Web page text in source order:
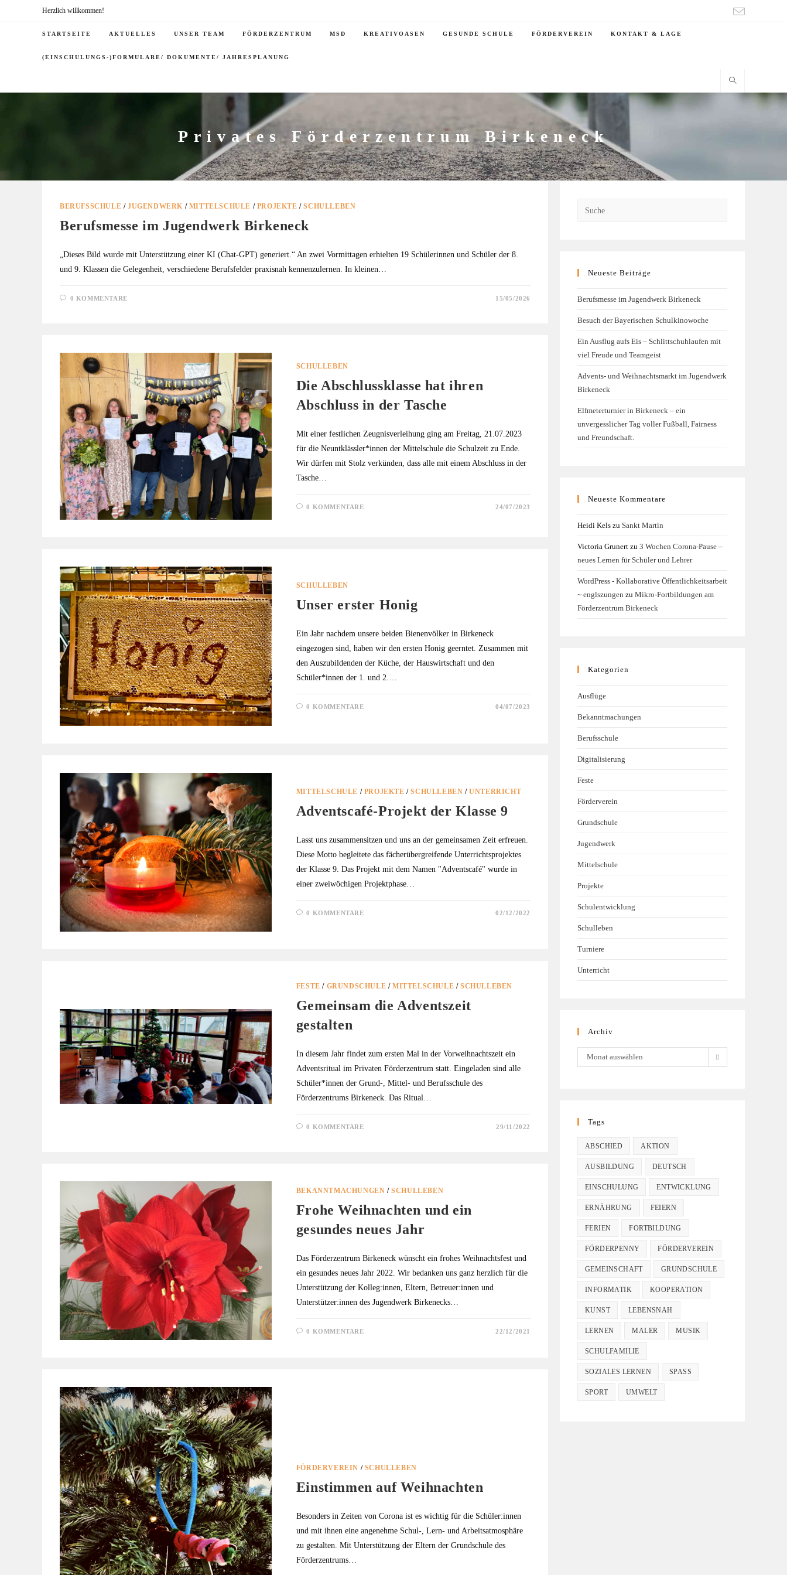
Herzlich willkommen!
STARTSEITE AKTUELLES UNSER TEAM FÖRDERZENTRUM MSD KREATIVOASEN GESUNDE SCHULE FÖRDERVEREIN KONTAKT & LAGE
(EINSCHULUNGS-)FORMULARE/ DOKUMENTE/ JAHRESPLANUNG
Privates Förderzentrum Birkeneck
BERUFSSCHULE /JUGENDWERK / MITTELSCHULE / PROJEKTE /SCHULLEBEN
Berufsmesse im Jugendwerk Birkeneck
„Dieses Bild wurde mit Unterstützung einer KI (Chat-GPT) generiert.“ An zwei Vormittagen erhielten 19 Schülerinnen und Schüler der 8.
und 9. Klassen die Gelegenheit, verschiedene Berufsfelder praxisnah kennenzulernen. In kleinen…
0 KOMMENTARE 15/05/2026
SCHULLEBEN
Die Abschlussklasse hat ihren
Abschluss in der Tasche
Mit einer festlichen Zeugnisverleihung ging am Freitag, 21.07.2023
für die Neuntklässler*innen der Mittelschule die Schulzeit zu Ende.
Wir dürfen mit Stolz verkünden, dass alle mit einem Abschluss in der
Tasche…
0 KOMMENTARE 24/07/2023
SCHULLEBEN
Unser erster Honig
Ein Jahr nachdem unsere beiden Bienenvölker in Birkeneck
eingezogen sind, haben wir den ersten Honig geerntet. Zusammen mit
den Auszubildenden der Küche, der Hauswirtschaft und den
Schüler*innen der 1. und 2.…
0 KOMMENTARE 04/07/2023
MITTELSCHULE / PROJEKTE /SCHULLEBEN /UNTERRICHT
Adventscafé-Projekt der Klasse 9
Lasst uns zusammensitzen und uns an der gemeinsamen Zeit erfreuen.
Diese Motto begleitete das fächerübergreifende Unterrichtsprojektes
der Klasse 9. Das Projekt mit dem Namen "Adventscafé" wurde in
einer zweiwöchigen Projektphase…
0 KOMMENTARE 02/12/2022
FESTE / GRUNDSCHULE /MITTELSCHULE /SCHULLEBEN
Gemeinsam die Adventszeit
gestalten
In diesem Jahr findet zum ersten Mal in der Vorweihnachtszeit ein
Adventsritual im Privaten Förderzentrum statt. Eingeladen sind alle
Schüler*innen der Grund-, Mittel- und Berufsschule des
Förderzentrums Birkeneck. Das Ritual…
0 KOMMENTARE 29/11/2022
BEKANNTMACHUNGEN /SCHULLEBEN
Frohe Weihnachten und ein
gesundes neues Jahr
Das Förderzentrum Birkeneck wünscht ein frohes Weihnachtsfest und
ein gesundes neues Jahr 2022. Wir bedanken uns ganz herzlich für die
Unterstützung der Kolleg:innen, Eltern, Betreuer:innen und
Unterstützer:innen des Jugendwerk Birkenecks…
0 KOMMENTARE 22/12/2021
FÖRDERVEREIN / SCHULLEBEN
Einstimmen auf Weihnachten
Besonders in Zeiten von Corona ist es wichtig für die Schüler:innen
und mit ihnen eine angenehme Schul-, Lern- und Arbeitsatmosphäre
zu gestalten. Mit Unterstützung der Eltern der Grundschule des
Förderzentrums…
Neueste Beiträge
Berufsmesse im Jugendwerk Birkeneck
Besuch der Bayerischen Schulkinowoche
Ein Ausflug aufs Eis – Schlittschuhlaufen mit
viel Freude und Teamgeist
Advents- und Weihnachtsmarkt im Jugendwerk
Birkeneck
Elfmeterturnier in Birkeneck – ein
unvergesslicher Tag voller Fußball, Fairness
und Freundschaft.
Neueste Kommentare
Heidi Kels zu Sankt Martin
Victoria Grunert zu 3 Wochen Corona-Pause –
neues Lernen für Schüler und Lehrer
WordPress - Kollaborative Öffentlichkeitsarbeit
~ englszungen zu Mikro-Fortbildungen am
Förderzentrum Birkeneck
Kategorien
Ausflüge
Bekanntmachungen
Berufsschule
Digitalisierung
Feste
Förderverein
Grundschule
Jugendwerk
Mittelschule
Projekte
Schulentwicklung
Schulleben
Turniere
Unterricht
Archiv
Monat auswählen
Tags
ABSCHIED AKTION
AUSBILDUNG DEUTSCH
EINSCHULUNG ENTWICKLUNG
ERNÄHRUNG FEIERN
FERIEN FORTBILDUNG
FÖRDERPENNY FÖRDERVEREIN
GEMEINSCHAFT GRUNDSCHULE
INFORMATIK KOOPERATION
KUNST LEBENSNAH
LERNEN MALER MUSIK
SCHULFAMILIE
SOZIALES LERNEN SPASS
SPORT UMWELT